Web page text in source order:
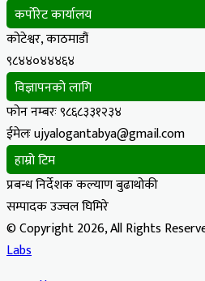
कर्पोरेट कार्यालय
कोटेश्वर, काठमाडौं
९८४४०४४४६४
विज्ञापनको लागि
फोन नम्बरः ९८६८३३१२३४
ईमेलः ujyalogantabya@gmail.com
हाम्रो टिम
प्रबन्ध निर्देशक कल्याण बुढाथोकी
सम्पादक उज्वल घिमिरे
© Copyright 2026, All Rights
Labs